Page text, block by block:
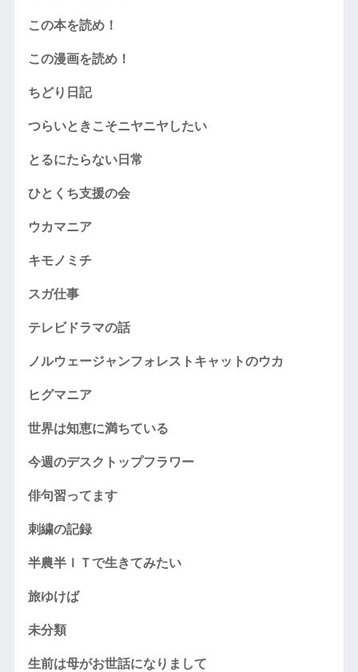
この本を読め！
この漫画を読め！
ちどり日記
つらいときこそニヤニヤしたい
とるにたらない日常
ひとくち支援の会
ウカマニア
キモノミチ
スガ仕事
テレビドラマの話
ノルウェージャンフォレストキャットのウカ
ヒグマニア
世界は知恵に満ちている
今週のデスクトップフラワー
俳句習ってます
刺繍の記録
半農半ＩＴで生きてみたい
旅ゆけば
未分類
生前は母がお世話になりまして